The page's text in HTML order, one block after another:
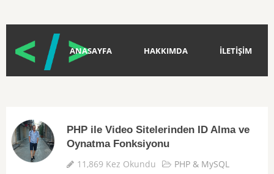
ANASAYFA HAKKIMDA İLETİŞİM
PHP ile Video Sitelerinden ID Alma ve
Oynatma Fonksiyonu
11,869 Kez Okundu
PHP & MySQL